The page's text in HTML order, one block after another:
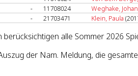
- 11708024 Weghake,
- 21703471 Klein, Paula
berücksichtigen alle Sommer 2026
der Nam. Meldung, die